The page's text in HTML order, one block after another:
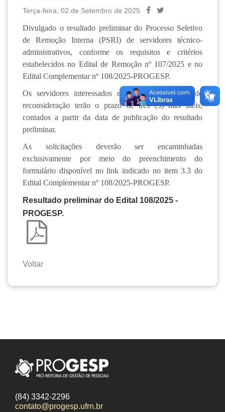
Terça-feira, 02 de Setembro de 2025
Divulgado o resultado preliminar do Processo Seletivo
de Remoção Interna (PSRI) de servidores técnico-
administrativos, conforme os requisitos e critérios
estabelecidos no Edital de Remoção nº 107/2025 e no
Edital Complementar nº 108/2025-PROGESP.
Os servidores interessados em apresentar pedido de
reconsideração terão o prazo de três (3) dias úteis,
contados a partir da data de publicação do resultado
preliminar.
As solicitações deverão ser encaminhadas
exclusivamente por meio do preenchimento do
formulário disponível no link indicado no item 3.3 do
Edital Complementar nº 108/2025-PROGESP.
Resultado preliminar do Edital 108/2025 -
PROGESP.
Voltar
(84) 3342-2296
contato@progesp.ufrn.br